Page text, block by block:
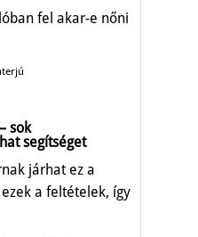
fel akar-e nőni
sok
segítséget
járhat ez a
a feltételek, így